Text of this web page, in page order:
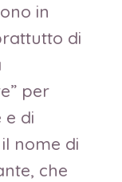
in
di
per
di
nome di
che